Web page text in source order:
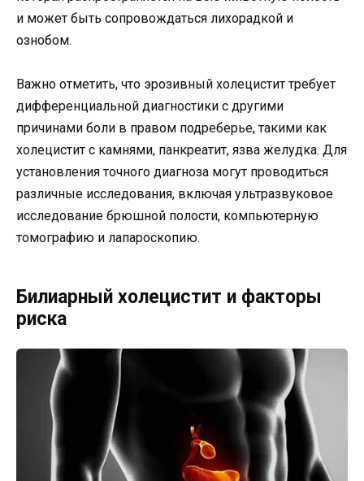
и может быть сопровождаться лихорадкой и
ознобом.
Важно отметить, что эрозивный холецистит требует
дифференциальной диагностики с другими
причинами боли в правом подреберье, такими как
холецистит с камнями, панкреатит, язва желудка. Для
установления точного диагноза могут проводиться
различные исследования, включая ультразвуковое
исследование брюшной полости, компьютерную
томографию и лапароскопию.
Билиарный холецистит и факторы
риска